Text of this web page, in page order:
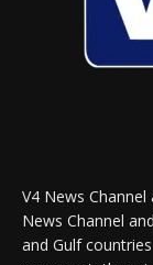
V4 News
News Channel
and Gulf